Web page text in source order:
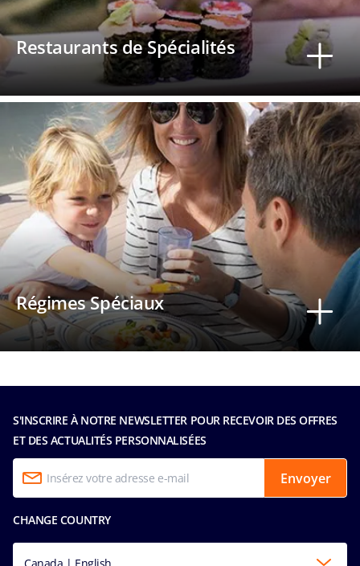
Restaurants de Spécialités
Régimes Spéciaux
S'INSCRIRE À NOTRE NEWSLETTER POUR RECEVOIR DES OFFRES
ET DES ACTUALITÉS PERSONNALISÉES
Envoyer
CHANGE COUNTRY